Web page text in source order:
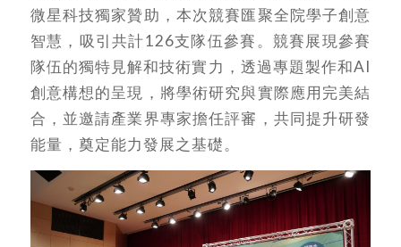
微星科技獨家贊助，本次競賽匯聚全院學子創意
智慧，吸引共計126支隊伍參賽。競賽展現參賽
隊伍的獨特見解和技術實力，透過專題製作和AI
創意構想的呈現，將學術研究與實際應用完美結
合，並邀請產業界專家擔任評審，共同提升研發
能量，奠定能力發展之基礎。